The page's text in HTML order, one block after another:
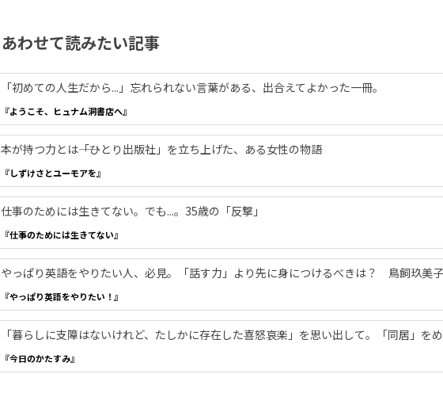
あわせて読みたい記事
「初めての人生だから...」忘れられない言葉がある、出合えてよかった一冊。
『ようこそ、ヒュナム洞書店へ』
本が持つ力とは――「ひとり出版社」を立ち上げた、ある女性の物語
『しずけさとユーモアを』
仕事のためには生きてない。でも...。35歳の「反撃」
『仕事のためには生きてない』
やっぱり英語をやりたい人、必見。「話す力」より先に身につけるべきは？ 鳥飼玖美
『やっぱり英語をやりたい！』
「暮らしに支障はないけれど、たしかに存在した喜怒哀楽」を思い出して。「同居」をめ
『今日のかたすみ』